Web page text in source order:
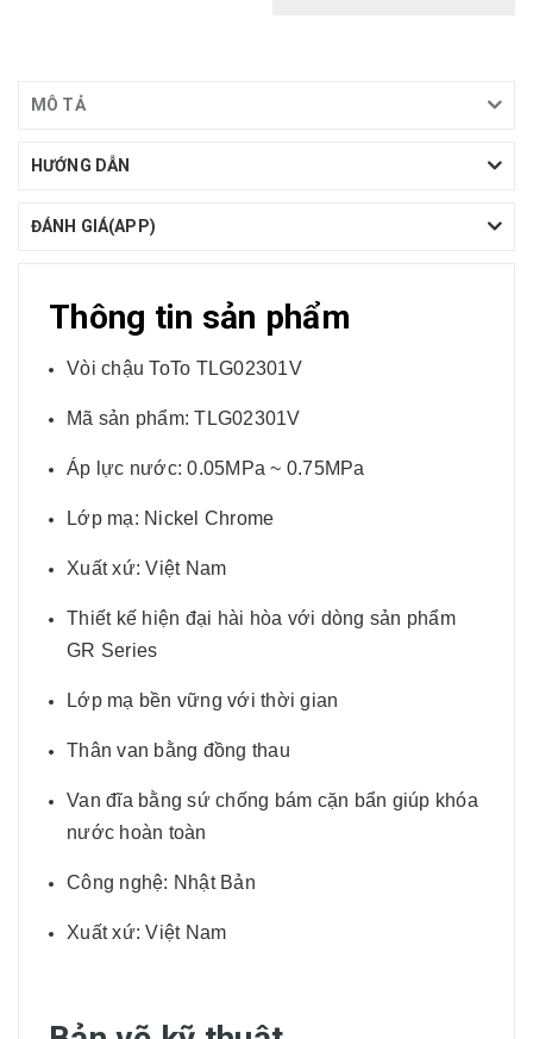
MÔ TẢ
HƯỚNG DẪN
ĐÁNH GIÁ(APP)
Thông tin sản phẩm
Vòi chậu ToTo TLG02301V
Mã sản phẩm: TLG02301V
Áp lực nước: 0.05MPa ~ 0.75MPa
Lớp mạ: Nickel Chrome
Xuất xứ: Việt Nam
Thiết kế hiện đại hài hòa với dòng sản phẩm
GR Series
Lớp mạ bền vững với thời gian
Thân van bằng đồng thau
Van đĩa bằng sứ chống bám cặn bẩn giúp khóa
nước hoàn toàn
Công nghệ: Nhật Bản
Xuất xứ: Việt Nam